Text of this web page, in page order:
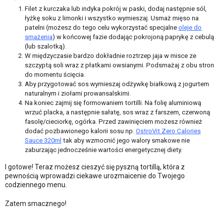
Filet z kurczaka lub indyka pokrój w paski, dodaj następnie sól,
łyżkę soku z limonki i wszystko wymieszaj. Usmaż mięso na
patelni (możesz do tego celu wykorzystać specjalne oleje do
smażenia) w końcowej fazie dodając pokrojoną paprykę z cebulą
(lub szalotką).
W międzyczasie bardzo dokładnie roztrzep jaja w misce ze
szczyptą soli wraz z płatkami owsianymi. Podsmażaj z obu stron
do momentu ścięcia.
Aby przygotować sos wymieszaj odżywkę białkową z jogurtem
naturalnym i ziołami prowansalskimi.
Na koniec zajmij się formowaniem tortilli. Na folię aluminiową
wrzuć placka, a następnie sałatę, sos wraz z farszem, czerwoną
fasolę/cieciorkę, ogórka. Przed zawinięciem możesz również
dodać pozbawionego kalorii sosu np. OstroVit Zero Calories
Sauce 320ml tak aby wzmocnić jego walory smakowe nie
zaburzając jednocześnie wartości energetycznej diety.
I gotowe! Teraz możesz cieszyć się pyszną tortillą, która z
pewnością wprowadzi ciekawe urozmaicenie do Twojego
codziennego menu.
Zatem smacznego!